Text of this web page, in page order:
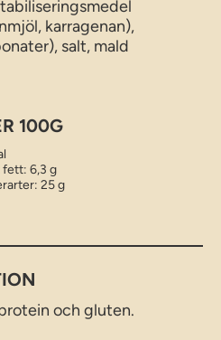
karragenan),
salt, mald
100G
fett: 6,3 g
25 g
och gluten.